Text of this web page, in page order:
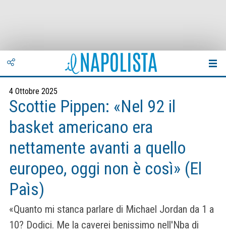
4 Ottobre 2025
Scottie Pippen: «Nel 92 il
basket americano era
nettamente avanti a quello
europeo, oggi non è così» (El
Paìs)
«Quanto mi stanca parlare di Michael Jordan da 1 a
10? Dodici. Me la caverei benissimo nell'Nba di